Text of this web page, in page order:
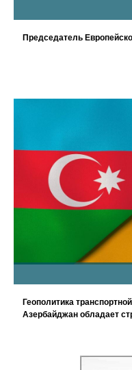
Председатель
Геополитика
Азербайджан обладает